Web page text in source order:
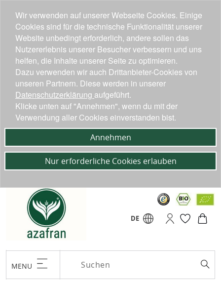
DE
MENU
Wir verwenden auf unserer Webseite Cookies. Einige
Cookies sind für die technische Funktionalität unserer
Website unbedingt erforderlich, andere sollen das
Nutzererlebnis unserer Besucher verbessern und uns
helfen, die Inhalte unserer Seite zu optimieren.
Dazu verwenden wir auch Drittanbieter-Cookies von
unseren Partnern. Diese werden in unserer
Datenschutzerklärung aufgeführt.
Klicke unten auf "Annehmen", wenn du mit der
Verwendung aller Cookies einverstanden bist.
Annehmen
Nur erforderliche Cookies erlauben